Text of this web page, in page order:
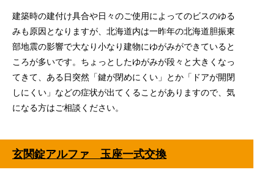
建築時の建付け具合や日々のご使用によってのビスのゆる
みも原因となりますが、北海道内は一昨年の北海道胆振東
部地震の影響で大なり小なり建物にゆがみができていると
ころが多いです。ちょっとしたゆがみが段々と大きくなっ
てきて、ある日突然「鍵が閉めにくい」とか「ドアが開閉
しにくい」などの症状が出てくることがありますので、気
になる方はご相談ください。
玄関錠アルファ 玉座一式交換